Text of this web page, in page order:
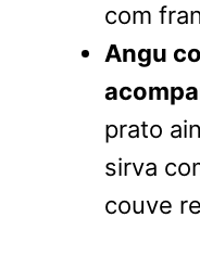
com
Angu
prato
sirva
couve